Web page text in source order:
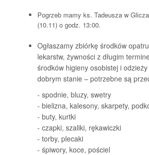
Pogrzeb mamy ks. Tadeusza w
(10.11) o godz. 13:00.
Ogłaszamy zbiórkę środków
lekarstw, żywności z długim
środków higieny osobistej i
dobrym stanie – potrzebne są
- spodnie, bluzy, swetry
- bielizna, kalesony, skarpety,
- buty, kurtki
- czapki, szaliki, rękawiczki
- torby, plecaki
- śpiwory, koce, pościel